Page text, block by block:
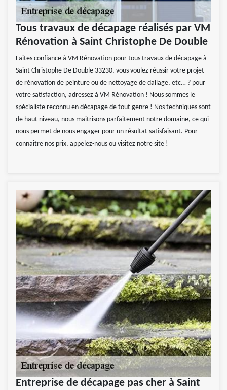
Tous travaux de décapage réalisés par VM
Rénovation à Saint Christophe De Double
Faites confiance à VM Rénovation pour tous travaux de décapage à
Saint Christophe De Double 33230, vous voulez réussir votre projet
de rénovation de peinture ou de nettoyage de dallage, etc… ? pour
votre satisfaction, adressez à VM Rénovation ! Nous sommes le
spécialiste reconnu en décapage de tout genre ! Nos techniques sont
de haut niveau, nous maitrisons parfaitement notre domaine, ce qui
nous permet de nous engager pour un résultat satisfaisant. Pour
connaitre nos prix, appelez-nous ou visitez notre site !
Entreprise de décapage pas cher à Saint